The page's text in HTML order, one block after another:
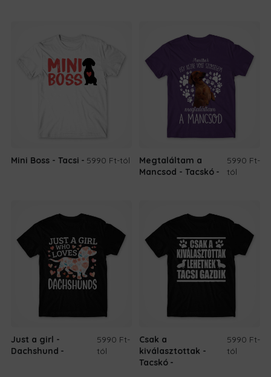
Mini Boss - Tacsi 5990 Ft-tól
Megtaláltam a
Mancsod - Tacskó
5990 Ft-
tól
Just a girl -
Dachshund
5990 Ft-
tól
Csak a
kiválasztottak -
Tacskó
5990 Ft-
tól